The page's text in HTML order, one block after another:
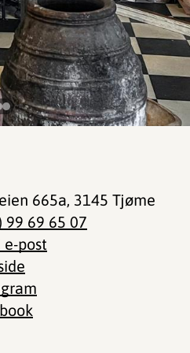
665a, 3145 Tjøme
99 69 65 07
e-post